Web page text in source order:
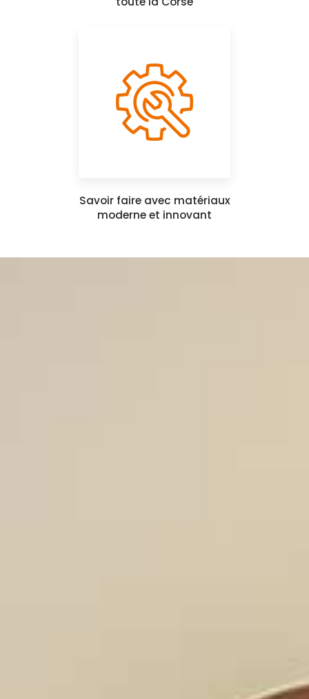
Savoir faire avec matériaux
moderne et innovant